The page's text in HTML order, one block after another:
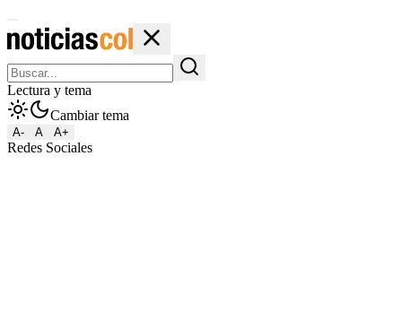
Lectura y tema
Cambiar tema
A- A A+
Redes Sociales